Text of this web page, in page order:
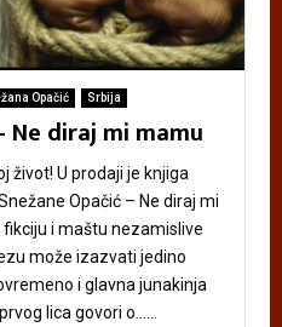
Opačić Srbija
Ne diraj mi mamu
život! U prodaji je knjiga
Opačić – Ne diraj mi
i maštu nezamislive
može izazvati jedino
i glavna junakinja
lica govori o......